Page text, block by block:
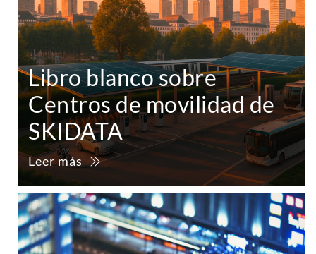
Libro blanco sobre
Centros de movilidad de
SKIDATA
Leer más